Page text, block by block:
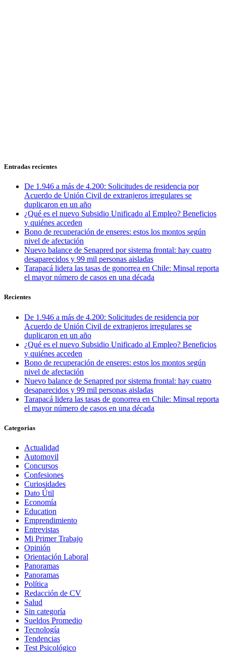
Entradas recientes
De 1.946 a más de 4.200: Solicitudes de residencia por
Acuerdo de Unión Civil de extranjeros irregulares se
duplicaron en un año
¿Qué es el nuevo Subsidio Unificado al Empleo? Beneficios
y quiénes acceden
Bono de recuperación de enseres: estos los montos según
nivel de afectación
Nuevo balance de Senapred por sistema frontal: hay cuatro
desaparecidos y 99 mil personas aisladas
Tarapacá lidera las tasas de gonorrea en Chile: Minsal reporta
el mayor número de casos en una década
Recientes
De 1.946 a más de 4.200: Solicitudes de residencia por
Acuerdo de Unión Civil de extranjeros irregulares se
duplicaron en un año
¿Qué es el nuevo Subsidio Unificado al Empleo? Beneficios
y quiénes acceden
Bono de recuperación de enseres: estos los montos según
nivel de afectación
Nuevo balance de Senapred por sistema frontal: hay cuatro
desaparecidos y 99 mil personas aisladas
Tarapacá lidera las tasas de gonorrea en Chile: Minsal reporta
el mayor número de casos en una década
Categorias
Actualidad
Automovil
Concursos
Confesiones
Curiosidades
Dato Útil
Economía
Education
Emprendimiento
Entrevistas
Mi Primer Trabajo
Opinión
Orientación Laboral
Panoramas
Panoramas
Política
Redacción de CV
Salud
Sin categoría
Sueldos Promedio
Tecnología
Tendencias
Test Psicológico